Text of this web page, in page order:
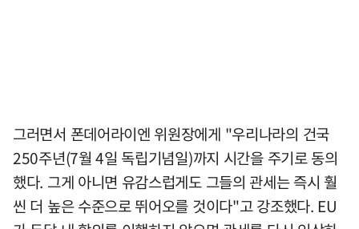
그러면서 폰데어라이엔 위원장에게 "우리나라의 건국
250주년(7월 4일 독립기념일)까지 시간을 주기로 동의
했다. 그게 아니면 유감스럽게도 그들의 관세는 즉시 훨
씬 더 높은 수준으로 뛰어오를 것이다"고 강조했다. EU